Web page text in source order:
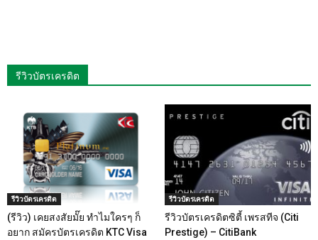
รีวิวบัตรเครดิต
รีวิวบัตรเครดิต
(รีวิว) เคยสงสัยมั๊ย ทำไมใครๆ ก็
อยาก สมัครบัตรเครดิต KTC Visa
รีวิวบัตรเครดิต
รีวิวบัตรเครดิตซิตี้ เพรสทีจ (Citi
Prestige) – CitiBank